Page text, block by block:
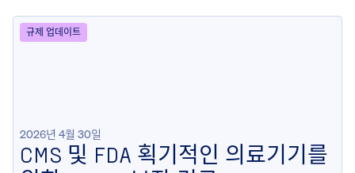
규제 업데이트
2026년 4월 30일
CMS 및 FDA 획기적인 의료기기를